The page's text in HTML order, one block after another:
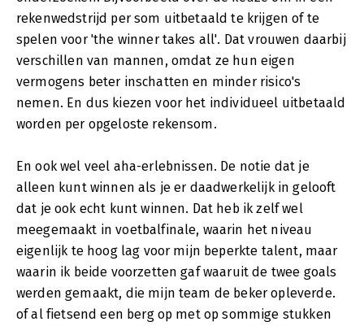
rekenwedstrijd per som uitbetaald te krijgen of te
spelen voor 'the winner takes all'. Dat vrouwen daarbij
verschillen van mannen, omdat ze hun eigen
vermogens beter inschatten en minder risico's
nemen. En dus kiezen voor het individueel uitbetaald
worden per opgeloste rekensom.
En ook wel veel aha-erlebnissen. De notie dat je
alleen kunt winnen als je er daadwerkelijk in gelooft
dat je ook echt kunt winnen. Dat heb ik zelf wel
meegemaakt in voetbalfinale, waarin het niveau
eigenlijk te hoog lag voor mijn beperkte talent, maar
waarin ik beide voorzetten gaf waaruit de twee goals
werden gemaakt, die mijn team de beker opleverde.
of al fietsend een berg op met op sommige stukken